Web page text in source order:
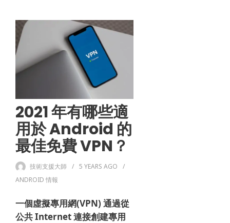
2021 年有哪些適
用於 Android 的
最佳免費 VPN？
技術支援大師 5 YEARS AGO
ANDROID 情報
一個虛擬專用網(VPN) 通過從
公共 Internet 連接創建專用